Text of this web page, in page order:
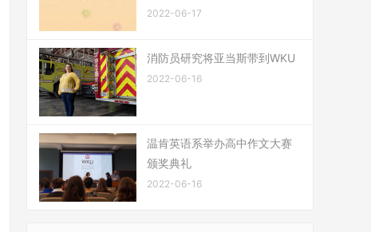
2022-06-17
消防员研究将亚当斯带到WKU
2022-06-16
温肯英语系举办高中作文大赛
颁奖典礼
2022-06-16